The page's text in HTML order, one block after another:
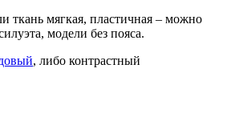
ткань мягкая, пластичная – можно
модели без пояса.
, либо контрастный